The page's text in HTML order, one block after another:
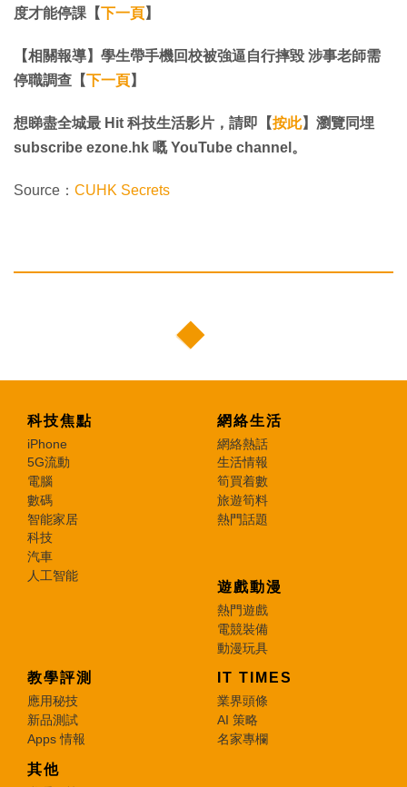
度才能停課【下一頁】
【相關報導】學生帶手機回校被強逼自行摔毀 涉事老師需
停職調查【下一頁】
想睇盡全城最 Hit 科技生活影片，請即【按此】瀏覽同埋
subscribe ezone.hk 嘅 YouTube channel。
Source： CUHK Secrets
科技焦點
iPhone
5G流動
電腦
數碼
智能家居
科技
汽車
人工智能
網絡生活
網絡熱話
生活情報
筍買着數
旅遊筍料
熱門話題
遊戲動漫
熱門遊戲
電競裝備
動漫玩具
教學評測
應用秘技
新品測試
Apps 情報
IT TIMES
業界頭條
AI 策略
名家專欄
其他